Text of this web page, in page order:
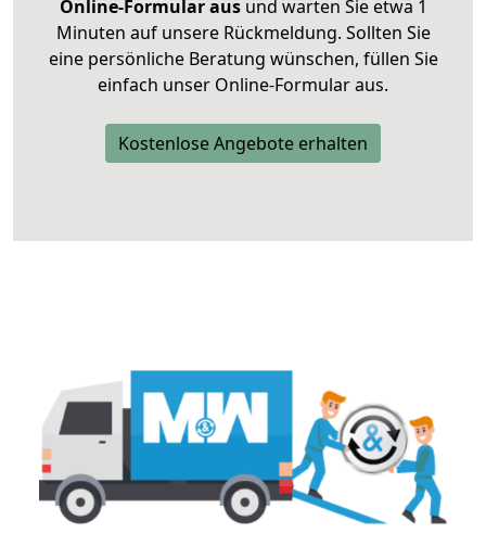
Online-Formular ausund warten Sie etwa 1
Minuten auf unsere Rückmeldung. Sollten Sie
eine persönliche Beratung wünschen, füllen Sie
einfach unser Online-Formular aus.
Kostenlose Angebote erhalten